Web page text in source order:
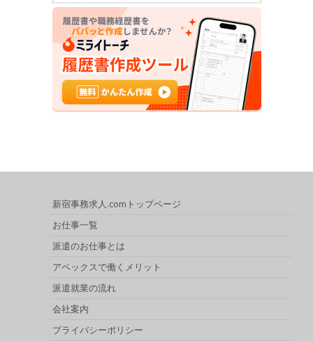
新宿事務求人.comトップページ
お仕事一覧
派遣のお仕事とは
アペックスで働くメリット
派遣就業の流れ
会社案内
プライバシーポリシー